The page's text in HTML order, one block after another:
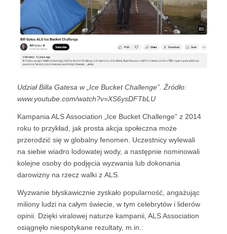
Udział Billa Gatesa w „Ice Bucket Challenge”. Źródło:
www.youtube.com/watch?v=XS6ysDFTbLU
Kampania ALS Association „Ice Bucket Challenge” z 2014
roku to przykład, jak prosta akcja społeczna może
przerodzić się w globalny fenomen. Uczestnicy wylewali
na siebie wiadro lodowatej wody, a następnie nominowali
kolejne osoby do podjęcia wyzwania lub dokonania
darowizny na rzecz walki z ALS.
Wyzwanie błyskawicznie zyskało popularność, angażując
miliony ludzi na całym świecie, w tym celebrytów i liderów
opinii. Dzięki viralowej naturze kampanii, ALS Association
osiągnęło niespotykane rezultaty, m.in.: